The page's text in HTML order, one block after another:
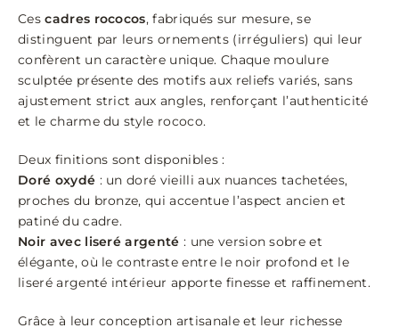
Cescadres rococos, fabriqués sur mesure, se
distinguent par leurs ornements (irréguliers) qui leur
confèrent un caractère unique. Chaque moulure
sculptée présente des motifs aux reliefs variés, sans
ajustement strict aux angles, renforçant l’authenticité
et le charme du style rococo.
Deux finitions sont disponibles :
Doré oxydé : un doré vieilli aux nuances tachetées,
proches du bronze, qui accentue l’aspect ancien et
patiné du cadre.
Noir avec liseré argenté : une version sobre et
élégante, où le contraste entre le noir profond et le
liseré argenté intérieur apporte finesse et raffinement.
Grâce à leur conception artisanale et leur richesse